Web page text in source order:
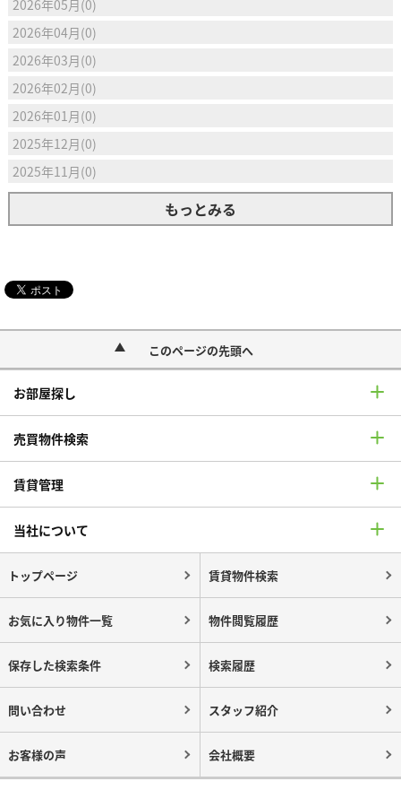
2026年05月(0)
2026年04月(0)
2026年03月(0)
2026年02月(0)
2026年01月(0)
2025年12月(0)
2025年11月(0)
もっとみる
このページの先頭へ
お部屋探し
売買物件検索
賃貸管理
当社について
トップページ 賃貸物件検索
お気に入り物件一覧 物件閲覧履歴
保存した検索条件 検索履歴
問い合わせ スタッフ紹介
お客様の声 会社概要